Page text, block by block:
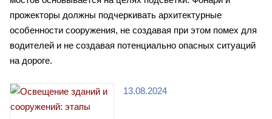
прожекторы должны подчеркивать архитектурные
особенности сооружения, не создавая при этом помех для
водителей и не создавая потенциально опасных ситуаций
на дороге.
13.08.2024